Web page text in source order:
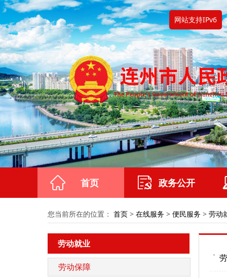
网站支持IPv6
首页 政务公开
您当前所在的位置： 首页 > 在线服务 > 便民服务 > 劳动
劳动就业
劳动保障